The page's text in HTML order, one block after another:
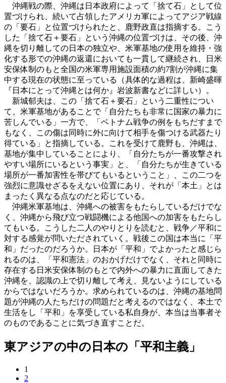
沖縄戦の際、沖縄は日本政府によって「捨て石」として位
置づけられ、続いて占領したアメリカ軍によってアジア戦線
の「要石」と位置づけられたと、鹿野政直は指摘する。こう
した「捨て石＋要石」という沖縄の位置づけは、その後、沖
縄を切り離しての日本の独立や、米軍基地の使用を維持・強
化する形での沖縄の返還においても一貫して継続され、日米
安保体制のもと全国の米軍専用施設面積の約7割が沖縄に集
中する現在の状態に至っている（具体的な過程は、新崎盛暉
『日本にとって沖縄とは何か』岩波新書などに詳しい）。
新城郁夫は、この「捨て石＋要石」という二重性につい
て、米軍基地があることで「自分たちも非常に国家の暴力に
苦しんでいる」一方で、「ベトナム戦争の例をもちだすまで
もなく、この傷は同時に外に向けて相手を傷つける武器たり
得ている」と指摘している。これを受けて鹿野も、沖縄は、
基地が集中していることにより、「自分たちが一番攻撃され
やすい場所にいるという事実」と、「自分たちが生きている
場所が一番加害性を帯びてもいるということ」、この二つを
強烈に意識せざるをえない位置にあり、それが「本土」とは
まったく異なる点なのだと応じている。
沖縄米軍基地は、沖縄への被害をもたらしているだけでな
く、沖縄から飛び立つ戦闘機による他国への加害をもたらし
てもいる。こうした二人のやりとりを読むと、戦争／平和に
対する感覚が問いただされていく。戦後この国は本当に「平
和」だったのだろうか。日本が「平和」でよかったと感じら
れるのは、「平和憲法」のおかげだけでなく、それと同時に
存在する日米安保体制のもとで内外への暴力に直面してきた
沖縄を、認識の上で切り離して考え、見ないようにしている
からではないだろうか。求められているのは、沖縄の基地問
題が沖縄の人たちだけの問題だと考えるのではなく、本土で
生活をし「平和」を享受している私自身が、本当は当事者そ
のものであることに気づき直すことだ。
東アジアの中の日本の「平和主義」
1
2